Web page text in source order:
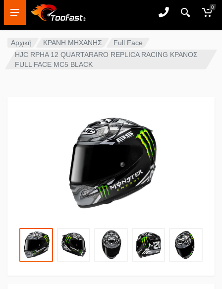
0
Αρχική ΚΡΑΝΗ ΜΗΧΑΝΗΣ
Full Face
HJC RPHA 12 QUARTARARO REPLICA RACING ΚΡΑΝΟΣ
FULL FACE MC5 BLACK